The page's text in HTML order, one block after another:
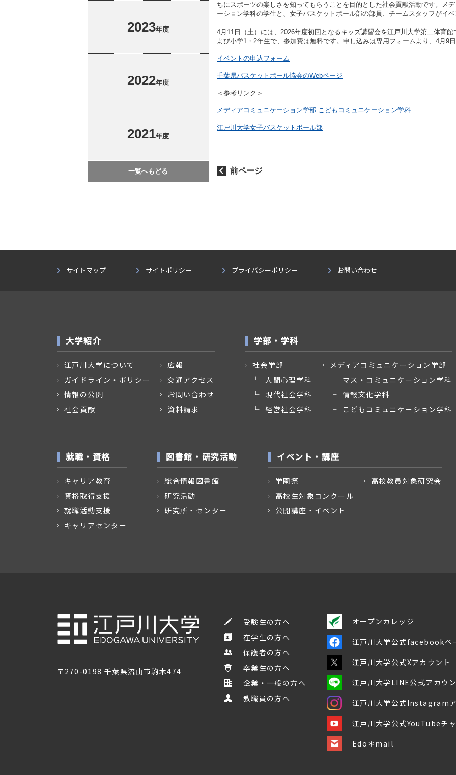
2023年度
2022年度
2021年度
一覧へもどる
ちにスポーツの楽しさを知ってもらうことを目的とした社会貢献活動です。メ
ーション学科の学生と、女子バスケットボール部の部員、チームスタッフがイ
4月11日（土）には、2026年度初回となるキッズ講習会を江戸川大学第二体育
よび小学1・2年生で、参加費は無料です。申し込みは専用フォームより、4月9
イベントの申込フォーム
千葉県バスケットボール協会のWebページ
＜参考リンク＞
メディアコミュニケーション学部 こどもコミュニケーション学科
江戸川大学女子バスケットボール部
前ページ
サイトマップ サイトポリシー プライバシーポリシー お問い合わせ
大学紹介
江戸川大学について
ガイドライン・ポリシー
情報の公開
社会貢献
広報
交通アクセス
お問い合わせ
資料請求
学部・学科
社会学部
人間心理学科
現代社会学科
経営社会学科
メディアコミュニケーション学部
マス・コミュニケーション学科
情報文化学科
こどもコミュニケーション学科
就職・資格
キャリア教育
資格取得支援
就職活動支援
キャリアセンター
図書館・研究活動
総合情報図書館
研究活動
研究所・センター
イベント・講座
学園祭
高校生対象コンクール
公開講座・イベント
高校教員対象研究会
〒270-0198 千葉県流山市駒木474
受験生の方へ
在学生の方へ
保護者の方へ
卒業生の方へ
企業・一般の方へ
教職員の方へ
オープンカレッジ
江戸川大学公式facebookペ
江戸川大学公式Xアカウント
江戸川大学LINE公式アカウ
江戸川大学公式Instagram
江戸川大学公式YouTubeチ
Edo＊mail